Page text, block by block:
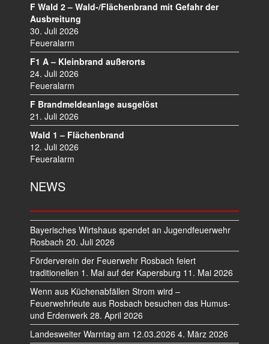
F Wald 2 – Wald-/Flächenbrand mit Gefahr der
Ausbreitung
30. Juli 2026
Feueralarm
F1 A – Kleinbrand außerorts
24. Juli 2026
Feueralarm
F Brandmeldeanlage ausgelöst
21. Juli 2026
Wald 1 – Flächenbrand
12. Juli 2026
Feueralarm
NEWS
Bayerisches Wirtshaus spendet an Jugendfeuerwehr
Rosbach 20. Juli 2026
Förderverein der Feuerwehr Rosbach feiert
traditionellen 1. Mai auf der Kapersburg 11. Mai 2026
Wenn aus Küchenabfällen Strom wird –
Feuerwehrleute aus Rosbach besuchen das Humus-
und Erdenwerk 28. April 2026
Landesweiter Warntag am 12.03.2026 4. März 2026